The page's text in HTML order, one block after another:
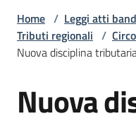
Argomenti
Home / Leggi atti
Tributi regionali /
Nuova disciplina
Nuova